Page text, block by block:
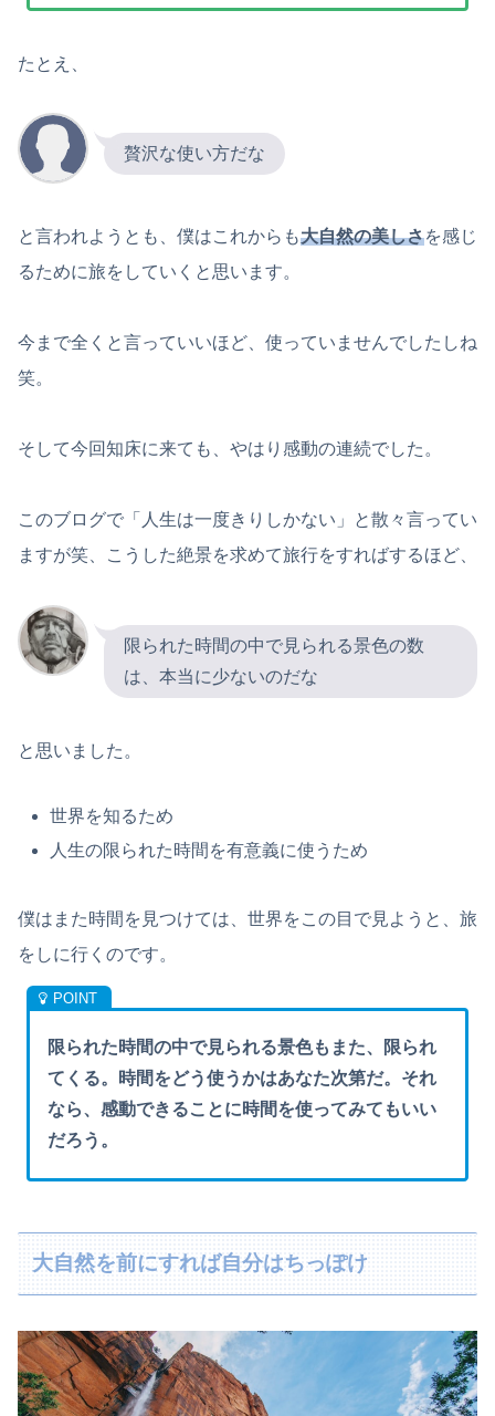
たとえ、
贅沢な使い方だな
と言われようとも、僕はこれからも大自然の美しさを感じ
るために旅をしていくと思います。
今まで全くと言っていいほど、使っていませんでしたしね
笑。
そして今回知床に来ても、やはり感動の連続でした。
このブログで「人生は一度きりしかない」と散々言ってい
ますが笑、こうした絶景を求めて旅行をすればするほど、
限られた時間の中で見られる景色の数
は、本当に少ないのだな
と思いました。
世界を知るため
人生の限られた時間を有意義に使うため
僕はまた時間を見つけては、世界をこの目で見ようと、旅
をしに行くのです。
限られた時間の中で見られる景色もまた、限られ
てくる。時間をどう使うかはあなた次第だ。それ
なら、感動できることに時間を使ってみてもいい
だろう。
大自然を前にすれば自分はちっぽけ